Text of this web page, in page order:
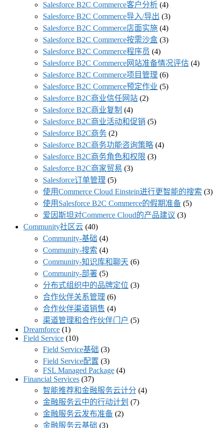
Salesforce B2C Commerce客户分析 (4)
Salesforce B2C Commerce导入/导出 (3)
Salesforce B2C Commerce店面实施 (4)
Salesforce B2C Commerce按需沙盒 (3)
Salesforce B2C Commerce程序员 (4)
Salesforce B2C Commerce网站准备情况评估 (4)
Salesforce B2C Commerce项目管理 (6)
Salesforce B2C Commerce预定作业 (5)
Salesforce B2C商业信任网站 (2)
Salesforce B2C商业复制 (4)
Salesforce B2C商业活动和促销 (5)
Salesforce B2C商务 (2)
Salesforce B2C商务功能咨询策略 (4)
Salesforce B2C商务角色和权限 (3)
Salesforce B2C商家贸易 (3)
Salesforce订单管理 (5)
使用Commerce Cloud Einstein进行更智能的搜索 (3)
使用Salesforce B2C Commerce的假期准备 (5)
爱因斯坦对Commerce Cloud的产品建议 (3)
Community社区云 (40)
Community-基础 (4)
Community-搜索 (4)
Community-知识库和聊天 (6)
Community-部署 (5)
分布式组织中的品牌定位 (3)
合作伙伴关系管理 (6)
合作伙伴渠道销售 (4)
渠道管理和合作伙伴门户 (5)
Dreamforce (1)
Field Service (10)
Field Service基础 (3)
Field Service配置 (3)
FSL Managed Package (4)
Financial Services (37)
智能推荐和金融服务云计分 (4)
金融服务云中的行动计划 (7)
金融服务云发布准备 (2)
金融服务云基础 (3)